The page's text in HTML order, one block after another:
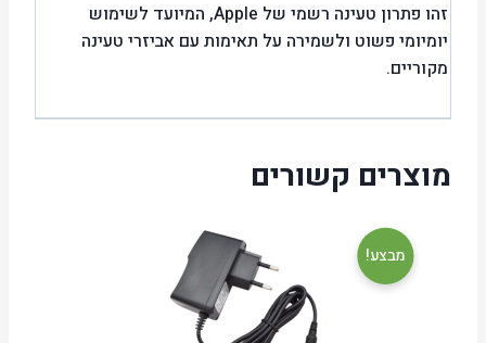
זהו פתרון טעינה רשמי של Apple, המיועד לשימוש
יומיומי פשוט ולשמירה על תאימות עם אביזרי טעינה
מקוריים.
מוצרים קשורים
מבצע!